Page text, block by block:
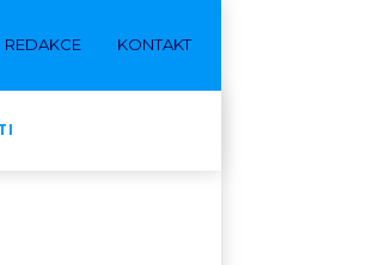
REDAKCE KONTAKT